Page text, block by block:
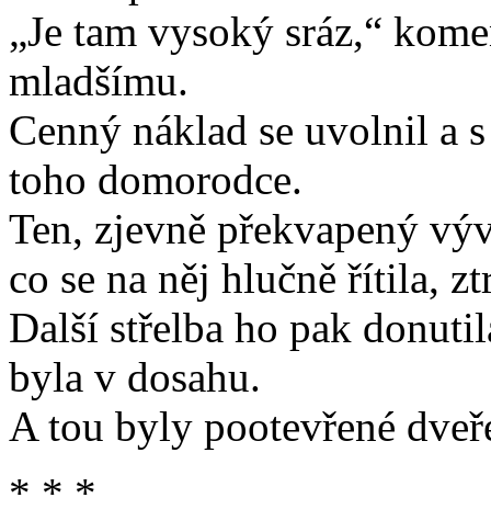
„Je tam vysoký sráz,“
mladšímu.
Cenný náklad se uvolnil a
toho domorodce.
Ten, zjevně překvapený
co se na něj hlučně řítila,
Další střelba ho pak
byla v dosahu.
A tou byly pootevřené
* * *